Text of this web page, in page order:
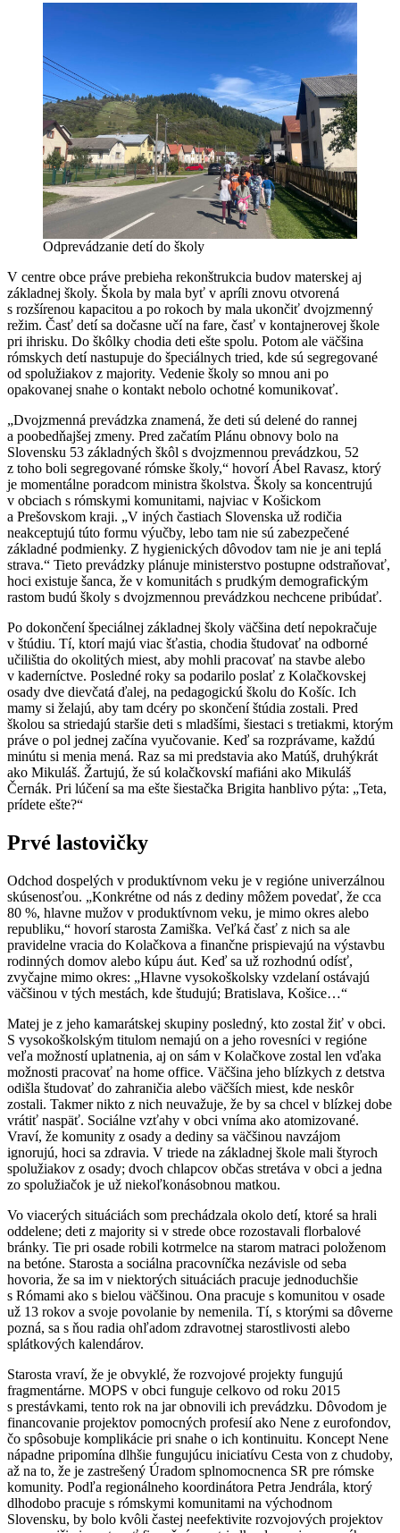
Odprevádzanie detí do školy
V centre obce práve prebieha rekonštrukcia budov materskej aj
základnej školy. Škola by mala byť v apríli znovu otvorená
s rozšírenou kapacitou a po rokoch by mala ukončiť dvojzmenný
režim. Časť detí sa dočasne učí na fare, časť v kontajnerovej škole
pri ihrisku. Do škôlky chodia deti ešte spolu. Potom ale väčšina
rómskych detí nastupuje do špeciálnych tried, kde sú segregované
od spolužiakov z majority. Vedenie školy so mnou ani po
opakovanej snahe o kontakt nebolo ochotné komunikovať.
„Dvojzmenná prevádzka znamená, že deti sú delené do rannej
a poobedňajšej zmeny. Pred začatím Plánu obnovy bolo na
Slovensku 53 základných škôl s dvojzmennou prevádzkou, 52
z toho boli segregované rómske školy,“ hovorí Ábel Ravasz, ktorý
je momentálne poradcom ministra školstva. Školy sa koncentrujú
v obciach s rómskymi komunitami, najviac v Košickom
a Prešovskom kraji. „V iných častiach Slovenska už rodičia
neakceptujú túto formu výučby, lebo tam nie sú zabezpečené
základné podmienky. Z hygienických dôvodov tam nie je ani teplá
strava.“ Tieto prevádzky plánuje ministerstvo postupne odstraňovať,
hoci existuje šanca, že v komunitách s prudkým demografickým
rastom budú školy s dvojzmennou prevádzkou nechcene pribúdať.
Po dokončení špeciálnej základnej školy väčšina detí nepokračuje
v štúdiu. Tí, ktorí majú viac šťastia, chodia študovať na odborné
učilištia do okolitých miest, aby mohli pracovať na stavbe alebo
v kaderníctve. Posledné roky sa podarilo poslať z Kolačkovskej
osady dve dievčatá ďalej, na pedagogickú školu do Košíc. Ich
mamy si želajú, aby tam dcéry po skončení štúdia zostali. Pred
školou sa striedajú staršie deti s mladšími, šiestaci s tretiakmi, ktorým
práve o pol jednej začína vyučovanie. Keď sa rozprávame, každú
minútu si menia mená. Raz sa mi predstavia ako Matúš, druhýkrát
ako Mikuláš. Žartujú, že sú kolačkovskí mafiáni ako Mikuláš
Černák. Pri lúčení sa ma ešte šiestačka Brigita hanblivo pýta: „Teta,
prídete ešte?“
Prvé lastovičky
Odchod dospelých v produktívnom veku je v regióne univerzálnou
skúsenosťou. „Konkrétne od nás z dediny môžem povedať, že cca
80 %, hlavne mužov v produktívnom veku, je mimo okres alebo
republiku,“ hovorí starosta Zamiška. Veľká časť z nich sa ale
pravidelne vracia do Kolačkova a finančne prispievajú na výstavbu
rodinných domov alebo kúpu áut. Keď sa už rozhodnú odísť,
zvyčajne mimo okres: „Hlavne vysokoškolsky vzdelaní ostávajú
väčšinou v tých mestách, kde študujú; Bratislava, Košice…“
Matej je z jeho kamarátskej skupiny posledný, kto zostal žiť v obci.
S vysokoškolským titulom nemajú on a jeho rovesníci v regióne
veľa možností uplatnenia, aj on sám v Kolačkove zostal len vďaka
možnosti pracovať na home office. Väčšina jeho blízkych z detstva
odišla študovať do zahraničia alebo väčších miest, kde neskôr
zostali. Takmer nikto z nich neuvažuje, že by sa chcel v blízkej dobe
vrátiť naspäť. Sociálne vzťahy v obci vníma ako atomizované.
Vraví, že komunity z osady a dediny sa väčšinou navzájom
ignorujú, hoci sa zdravia. V triede na základnej škole mali štyroch
spolužiakov z osady; dvoch chlapcov občas stretáva v obci a jedna
zo spolužiačok je už niekoľkonásobnou matkou.
Vo viacerých situáciách som prechádzala okolo detí, ktoré sa hrali
oddelene; deti z majority si v strede obce rozostavali florbalové
bránky. Tie pri osade robili kotrmelce na starom matraci položenom
na betóne. Starosta a sociálna pracovníčka nezávisle od seba
hovoria, že sa im v niektorých situáciách pracuje jednoduchšie
s Rómami ako s bielou väčšinou. Ona pracuje s komunitou v osade
už 13 rokov a svoje povolanie by nemenila. Tí, s ktorými sa dôverne
pozná, sa s ňou radia ohľadom zdravotnej starostlivosti alebo
splátkových kalendárov.
Starosta vraví, že je obvyklé, že rozvojové projekty fungujú
fragmentárne. MOPS v obci funguje celkovo od roku 2015
s prestávkami, tento rok na jar obnovili ich prevádzku. Dôvodom je
financovanie projektov pomocných profesií ako Nene z eurofondov,
čo spôsobuje komplikácie pri snahe o ich kontinuitu. Koncept Nene
nápadne pripomína dlhšie fungujúcu iniciatívu Cesta von z chudoby,
až na to, že je zastrešený Úradom splnomocnenca SR pre rómske
komunity. Podľa regionálneho koordinátora Petra Jendrála, ktorý
dlhodobo pracuje s rómskymi komunitami na východnom
Slovensku, by bolo kvôli častej neefektivite rozvojových projektov